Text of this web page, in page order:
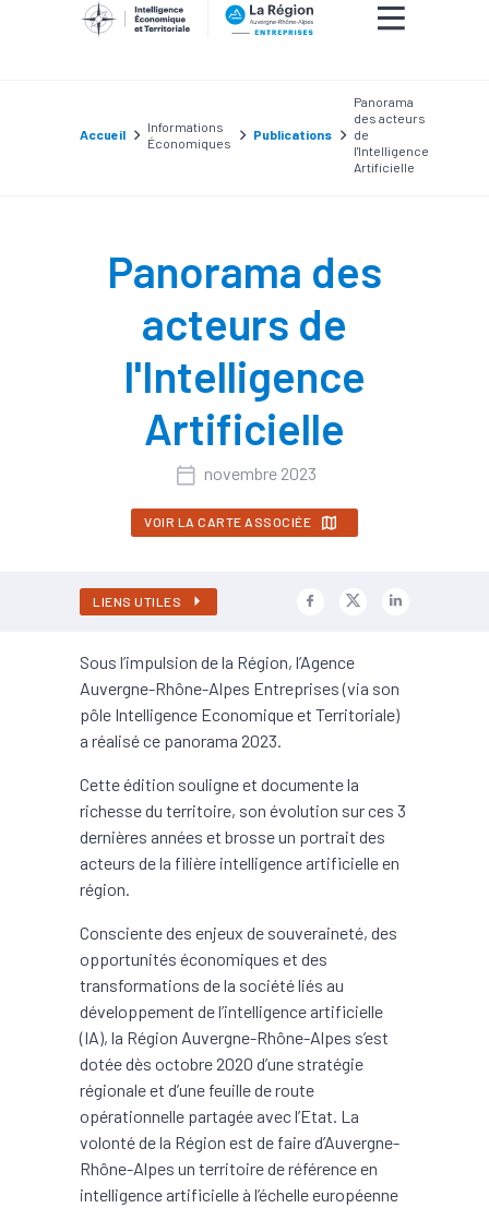
Accueil
Informations
Économiques
Publications
Panorama
des acteurs
de
l'Intelligence
Artificielle
Panorama des
acteurs de
l'Intelligence
Artificielle
novembre 2023
VOIR LA CARTE ASSOCIÉE
LIENS UTILES
Sous l’impulsion de la Région, l’Agence
Auvergne-Rhône-Alpes Entreprises (via son
pôle Intelligence Economique et Territoriale)
a réalisé ce panorama 2023.
Cette édition souligne et documente la
richesse du territoire, son évolution sur ces 3
dernières années et brosse un portrait des
acteurs de la filière intelligence artificielle en
région.
Consciente des enjeux de souveraineté, des
opportunités économiques et des
transformations de la société liés au
développement de l’intelligence artificielle
(IA), la Région Auvergne-Rhône-Alpes s’est
dotée dès octobre 2020 d’une stratégie
régionale et d’une feuille de route
opérationnelle partagée avec l’Etat. La
volonté de la Région est de faire d’Auvergne-
Rhône-Alpes un territoire de référence en
intelligence artificielle à l’échelle européenne